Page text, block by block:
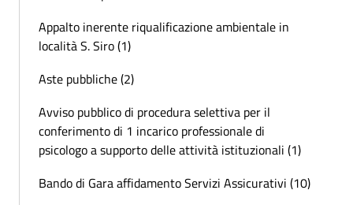
Appalto inerente riqualificazione ambientale in
località S. Siro (1)
Aste pubbliche (2)
Avviso pubblico di procedura selettiva per il
conferimento di 1 incarico professionale di
psicologo a supporto delle attività istituzionali (1)
Bando di Gara affidamento Servizi Assicurativi (10)